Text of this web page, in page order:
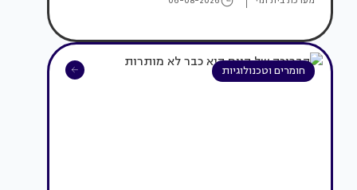
חומרים וטכנולוגיות